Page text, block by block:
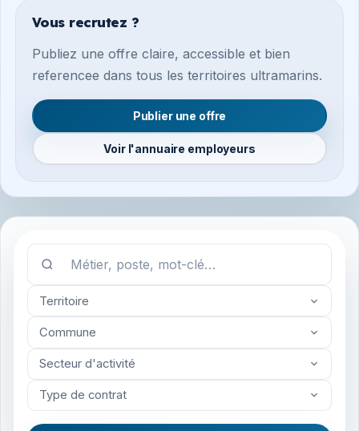
Vous recrutez ?
Publiez une offre claire, accessible et bien
referencee dans tous les territoires ultramarins.
Publier une offre
Voir l'annuaire employeurs
Territoire
Commune
Secteur d'activité
Type de contrat